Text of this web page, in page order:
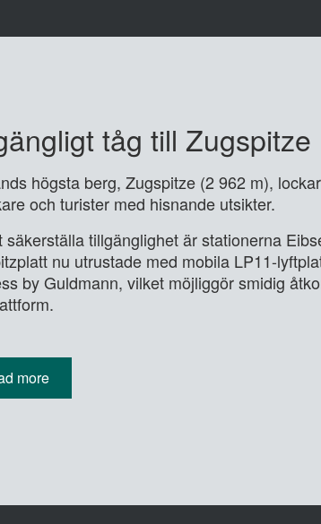
tåg till Zugspitze
högsta berg, Zugspitze (2 962 m),
och turister med hisnande utsikter.
säkerställa tillgänglighet är stationerna
nu utrustade med mobila LP11-
by Guldmann, vilket möjliggör smidig
more